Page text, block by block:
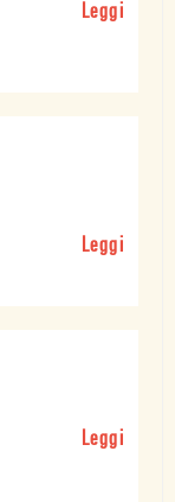
Leggi
Leggi
Leggi